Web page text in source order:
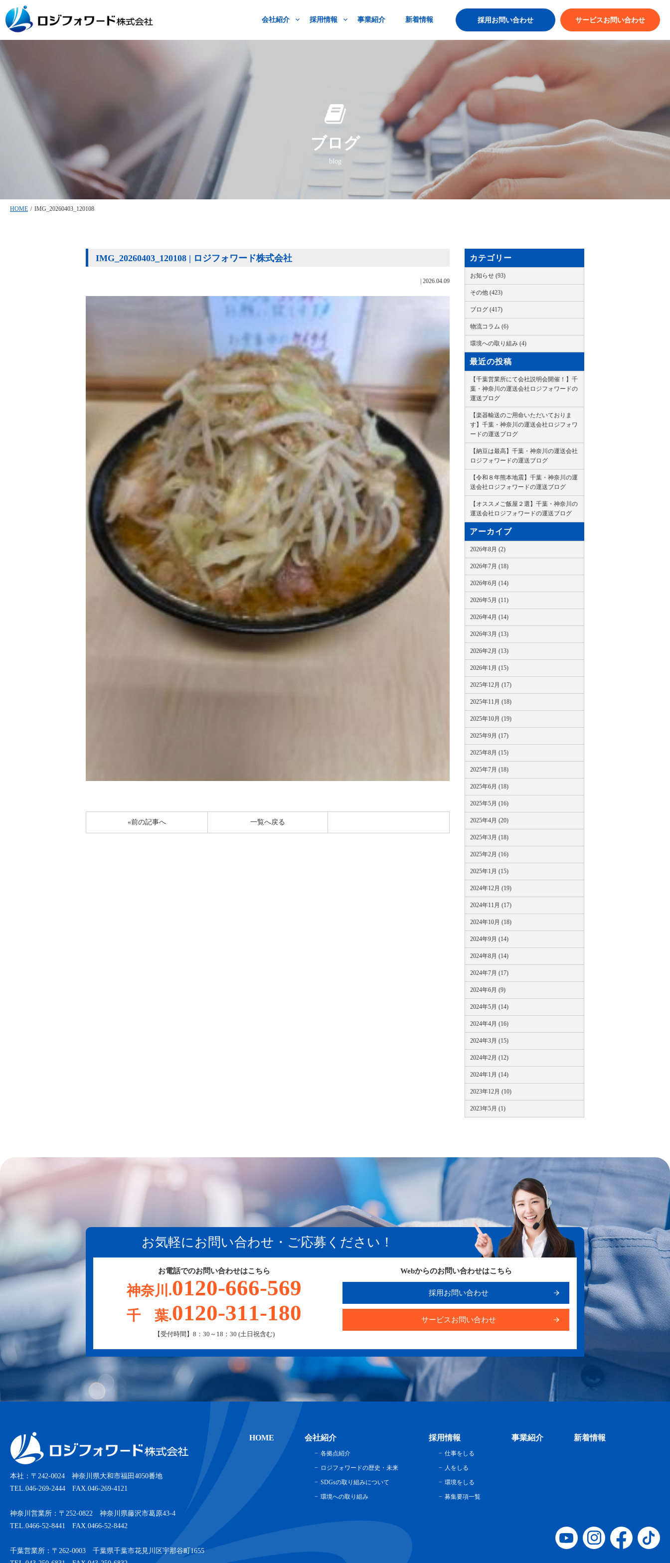
会社紹介 採用情報 事業紹介 新着情報 採用お問い合わせ サービスお問い合わせ
ブログ
blog
HOME / IMG_20260403_120108
IMG_20260403_120108 | ロジフォワード株式会社
2026.04.09
«前の記事へ 一覧へ戻る
カテゴリー
お知らせ (93)
その他 (423)
ブログ (417)
物流コラム (6)
環境への取り組み (4)
最近の投稿
【千葉営業所にて会社説明会開催！】千
葉・神奈川の運送会社ロジフォワードの
運送ブログ
【楽器輸送のご用命いただいておりま
す】千葉・神奈川の運送会社ロジフォワ
ードの運送ブログ
【納豆は最高】千葉・神奈川の運送会社
ロジフォワードの運送ブログ
【令和８年熊本地震】千葉・神奈川の運
送会社ロジフォワードの運送ブログ
【オススメご飯屋２選】千葉・神奈川の
運送会社ロジフォワードの運送ブログ
アーカイブ
2026年8月 (2)
2026年7月 (18)
2026年6月 (14)
2026年5月 (11)
2026年4月 (14)
2026年3月 (13)
2026年2月 (13)
2026年1月 (15)
2025年12月 (17)
2025年11月 (18)
2025年10月 (19)
2025年9月 (17)
2025年8月 (15)
2025年7月 (18)
2025年6月 (18)
2025年5月 (16)
2025年4月 (20)
2025年3月 (18)
2025年2月 (16)
2025年1月 (15)
2024年12月 (19)
2024年11月 (17)
2024年10月 (18)
2024年9月 (14)
2024年8月 (14)
2024年7月 (17)
2024年6月 (9)
2024年5月 (14)
2024年4月 (16)
2024年3月 (15)
2024年2月 (12)
2024年1月 (14)
2023年12月 (10)
2023年5月 (1)
お気軽にお問い合わせ・ご応募ください！
お電話でのお問い合わせはこちら
神奈川.0120-666-569
千 葉.0120-311-180
【受付時間】8：30～18：30 (土日祝含む)
Webからのお問い合わせはこちら
採用お問い合わせ
サービスお問い合わせ
本社：〒242-0024 神奈川県大和市福田4050番地
TEL.046-269-2444 FAX.046-269-4121
神奈川営業所：〒252-0822 神奈川県藤沢市葛原43-4
TEL.0466-52-8441 FAX.0466-52-8442
千葉営業所：〒262-0003 千葉県千葉市花見川区宇那谷町1655
HOME 会社紹介
各拠点紹介
ロジフォワードの歴史・未来
SDGsの取り組みについて
環境への取り組み
採用情報
仕事をしる
人をしる
環境をしる
募集要項一覧
事業紹介 新着情報